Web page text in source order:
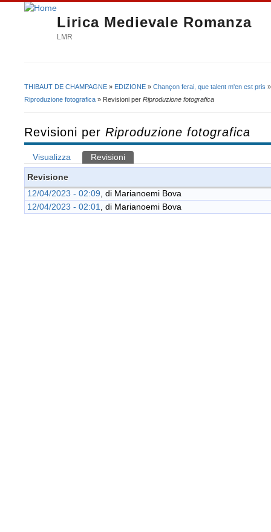
Lirica Medievale Romanza
LMR
Tu sei qui
THIBAUT DE CHAMPAGNE » EDIZIONE » Chançon ferai, que talent m'en est pris
Riproduzione fotografica » Revisioni per Riproduzione fotografica
Revisioni per Riproduzione fotografica
Schede primarie
Visualizza Revisioni
Revisione
12/04/2023 - 02:09 , di Marianoemi Bova
12/04/2023 - 02:01
, di Marianoemi Bova